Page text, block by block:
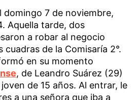
domingo 7 de noviembre,
Aquella tarde, dos
a robar al negocio
cuadras de la Comisaría 2°.
en su momento
, de Leandro Suárez (29)
de 15 años. Al entrar, le
a una señora que iba a